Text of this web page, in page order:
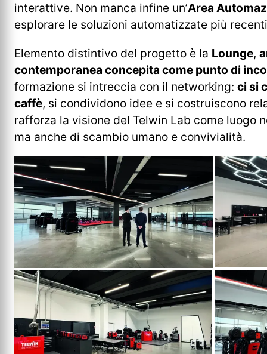
interattive. Non manca infine un’Area
esplorare le soluzioni automatizzate più
Elemento distintivo del progetto è la Lounge,
contemporanea concepita come punto di
formazione si intreccia con il networking: ci si
caffè, si condividono idee e si costruiscono
rafforza la visione del Telwin Lab come luogo
ma anche di scambio umano e convivialità.